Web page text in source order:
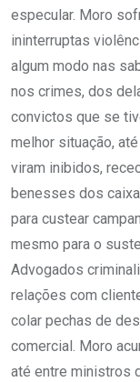
especular. Moro
ininterruptas
algum modo nas
nos crimes, dos
convictos que se
melhor situação,
viram inibidos,
benesses dos
para custear
mesmo para o
Advogados
relações com
colar pechas de
comercial. Moro
até entre ministros